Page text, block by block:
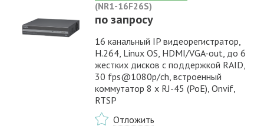
(NR1-16F26S)
по запросу
16 канальный IP видеорегистратор,
H.264, Linux OS, HDMI/VGA-out, до 6
жестких дисков с поддержкой RAID,
30 fps@1080p/ch, встроенный
коммутатор 8 x RJ-45 (PoE), Onvif,
RTSP
Отложить